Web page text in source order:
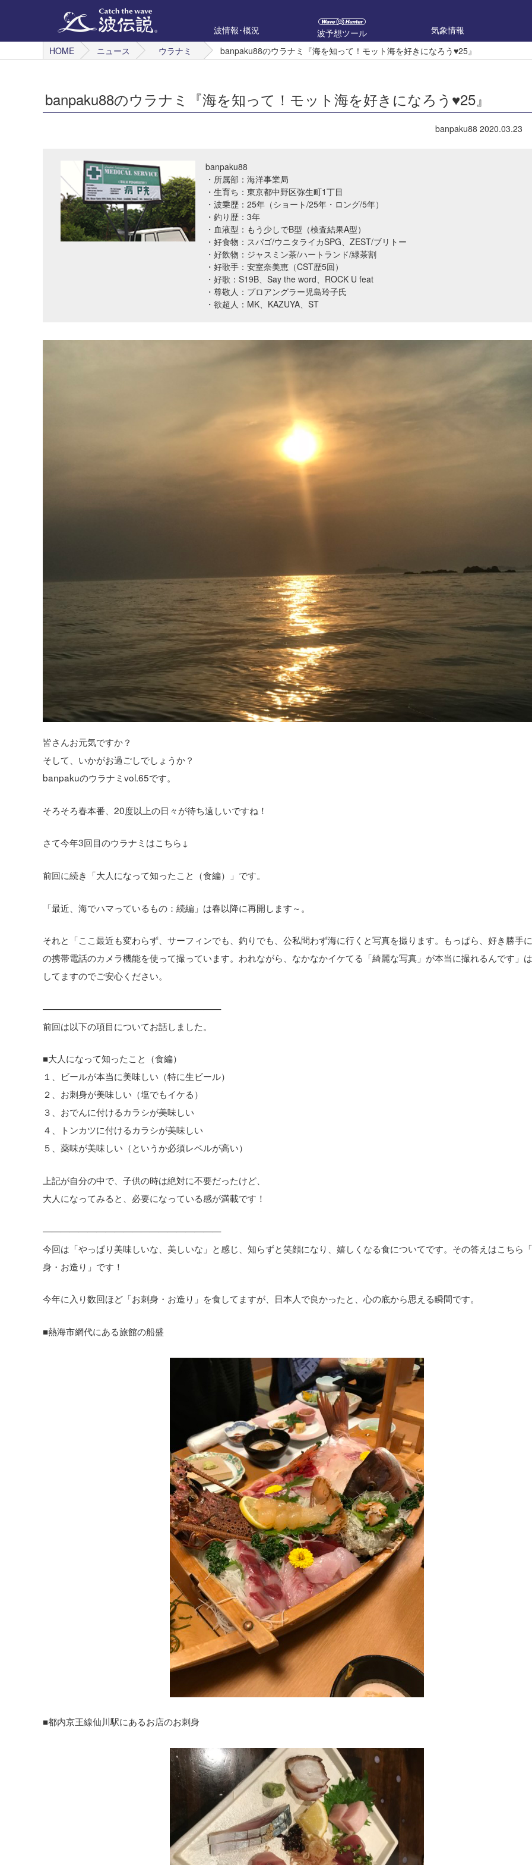
波情報･概況 波予想ツール
気象情報
HOME
ニュース ウラナミ banpaku88のウラナミ『海を知って！モット海を好きになろう♥25』
banpaku88のウラナミ『海を知って！モット海を好きになろう♥25』
banpaku88 2020.03.23
banpaku88
・所属部：海洋事業局
・生育ち：東京都中野区弥生町1丁目
・波乗歴：25年（ショート/25年・ロング/5年）
・釣り歴：3年
・血液型：もう少しでB型（検査結果A型）
・好食物：スパゴ/ウニタライカSPG、ZEST/ブリトー
・好飲物：ジャスミン茶/ハートランド/緑茶割
・好歌手：安室奈美恵（CST歴5回）
・好歌：S19B、Say the word、ROCK U feat
・尊敬人：プロアングラー児島玲子氏
・欲超人：MK、KAZUYA、ST
皆さんお元気ですか？
そして、いかがお過ごしでしょうか？
banpakuのウラナミvol.65です。
そろそろ春本番、20度以上の日々が待ち遠しいですね！
さて今年3回目のウラナミはこちら↓
前回に続き「大人になって知ったこと（食編）」です。
「最近、海でハマっているもの：続編」は春以降に再開します～。
それと「ここ最近も変わらず、サーフィンでも、釣りでも、公私問わず海に行くと写真を撮ります。もっぱら、好き勝手
の携帯電話のカメラ機能を使って撮っています。われながら、なかなかイケてる「綺麗な写真」が本当に撮れるんです」
してますのでご安心ください。
————————————————————
前回は以下の項目についてお話しました。
■大人になって知ったこと（食編）
１、ビールが本当に美味しい（特に生ビール）
２、お刺身が美味しい（塩でもイケる）
３、おでんに付けるカラシが美味しい
４、トンカツに付けるカラシが美味しい
５、薬味が美味しい（というか必須レベルが高い）
上記が自分の中で、子供の時は絶対に不要だったけど、
大人になってみると、必要になっている感が満載です！
————————————————————
今回は「やっぱり美味しいな、美しいな」と感じ、知らずと笑顔になり、嬉しくなる食についてです。その答えはこちら
身・お造り」です！
今年に入り数回ほど「お刺身・お造り」を食してますが、日本人で良かったと、心の底から思える瞬間です。
■熱海市網代にある旅館の船盛
■都内京王線仙川駅にあるお店のお刺身